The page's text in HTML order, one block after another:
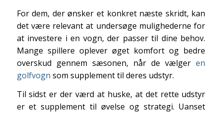
For dem, der ønsker et konkret næste skridt, kan
det være relevant at undersøge mulighederne for
at investere i en vogn, der passer til dine behov.
Mange spillere oplever øget komfort og bedre
overskud gennem sæsonen, når de vælgeren
golfvogn som supplement til deres udstyr.
Til sidst er der værd at huske, at det rette udstyr
er et supplement til øvelse og strategi. Uanset